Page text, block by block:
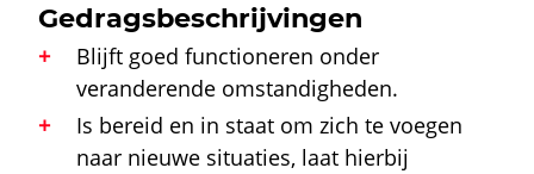
Gedragsbeschrijvingen
Blijft goed functioneren onder
veranderende omstandigheden.
Is bereid en in staat om zich te voegen
naar nieuwe situaties, laat hierbij